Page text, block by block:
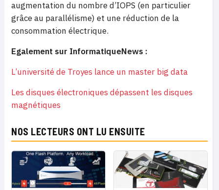
augmentation du nombre d’IOPS (en particulier
grâce au parallélisme) et une réduction de la
consommation électrique.
Egalement sur InformatiqueNews :
L’université de Troyes lance un master big data
Les disques électroniques dépassent les disques
magnétiques
NOS LECTEURS ONT LU ENSUITE